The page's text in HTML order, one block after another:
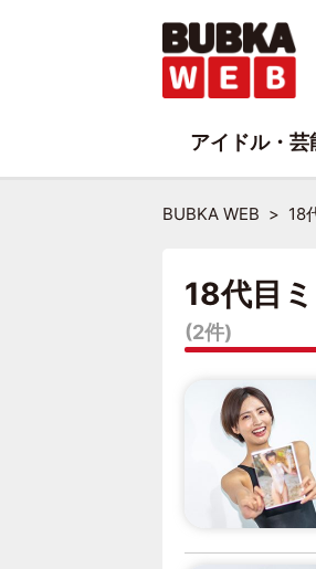
BUBKA WEB 18
18代目
(2件)
アイドル・芸